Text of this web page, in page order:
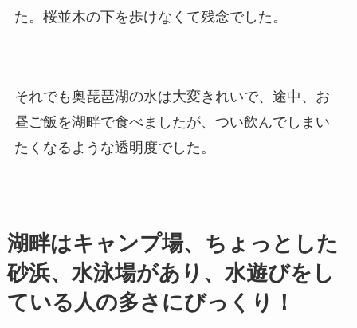
た。桜並木の下を歩けなくて残念でした。
それでも奥琵琶湖の水は大変きれいで、途中、お
昼ご飯を湖畔で食べましたが、つい飲んでしまい
たくなるような透明度でした。
湖畔はキャンプ場、ちょっとした
砂浜、水泳場があり、水遊びをし
ている人の多さにびっくり！